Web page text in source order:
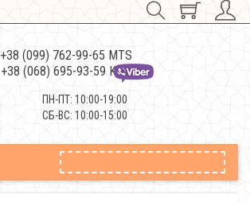
+38 (099) 762-99-65 MTS
+38 (068) 695-93-59 Kievstar
ПН-ПТ: 10:00-19:00
СБ-ВС: 10:00-15:00